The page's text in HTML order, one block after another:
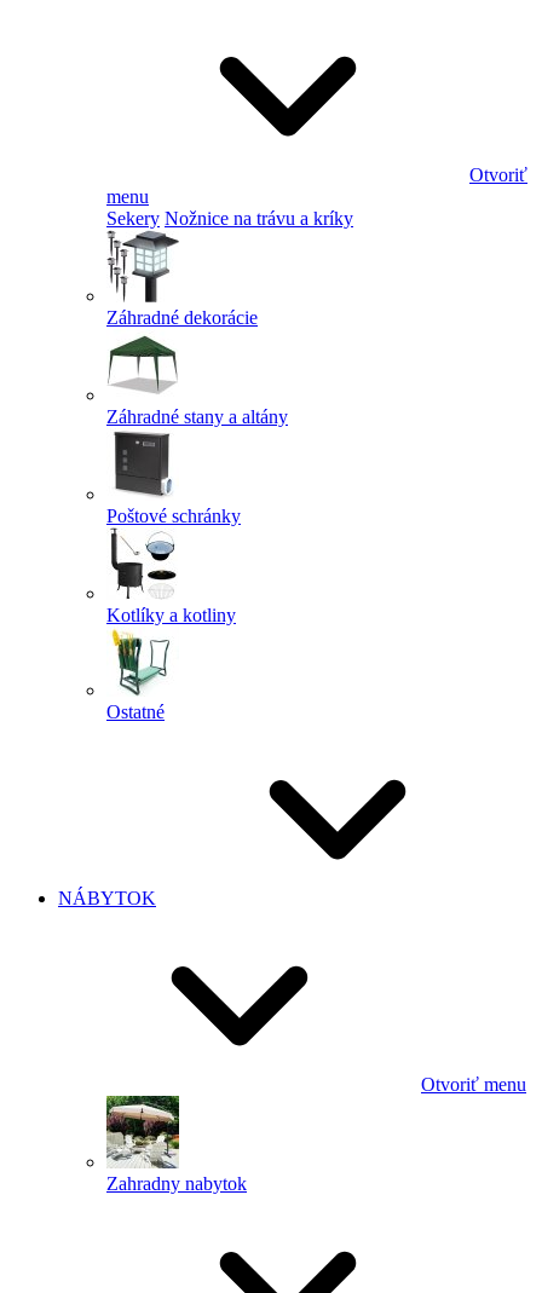
Otvoriť
menu
Sekery Nožnice na trávu a kríky
Záhradné dekorácie
Záhradné stany a altány
Poštové schránky
Kotlíky a kotliny
Ostatné
NÁBYTOK
Otvoriť menu
Zahradny nabytok